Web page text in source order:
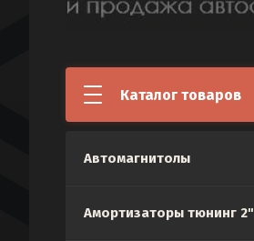
Каталог товаров
Автомагнитолы
Амортизаторы тюнинг 2"